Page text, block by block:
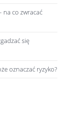
na co zwracać
się
oznaczać ryzyko?